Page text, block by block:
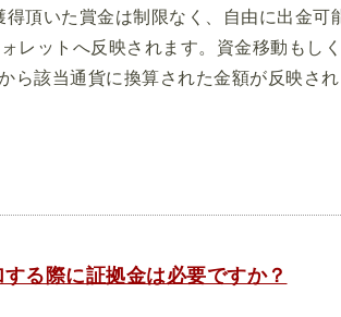
頂いた賞金は制限なく、自由に出金可
レットへ反映されます。資金移動もし
該当通貨に換算された金額が反映され
る際に証拠金は必要ですか？